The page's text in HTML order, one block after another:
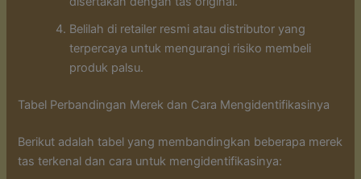
Belilah di retailer resmi atau distributor yang
terpercaya untuk mengurangi risiko membeli
produk palsu.
Tabel Perbandingan Merek dan Cara Mengidentifikasinya
Berikut adalah tabel yang membandingkan beberapa merek
tas terkenal dan cara untuk mengidentifikasinya: